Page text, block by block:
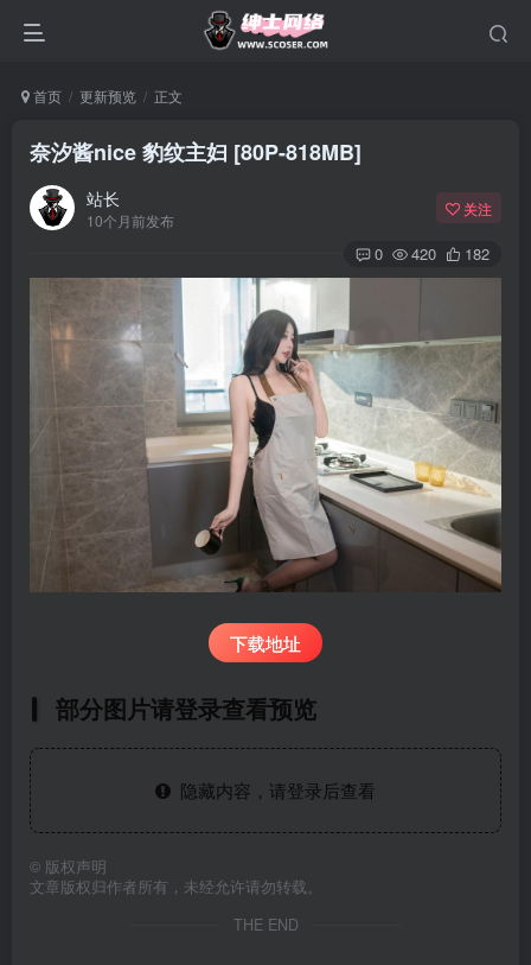
首页 更新预览 正文
奈汐酱nice 豹纹主妇 [80P-818MB]
站长
10个月前发布
关注
0 420 182
下载地址
部分图片请登录查看预览
隐藏内容，请登录后查看
© 版权声明
文章版权归作者所有，未经允许请勿转载。
THE END